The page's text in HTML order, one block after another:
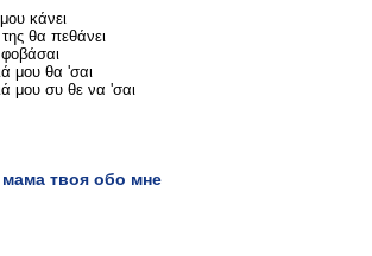
κάνει
θα πεθάνει
μου θα 'σαι
μου συ θε να 'σαι
твоя обо мне